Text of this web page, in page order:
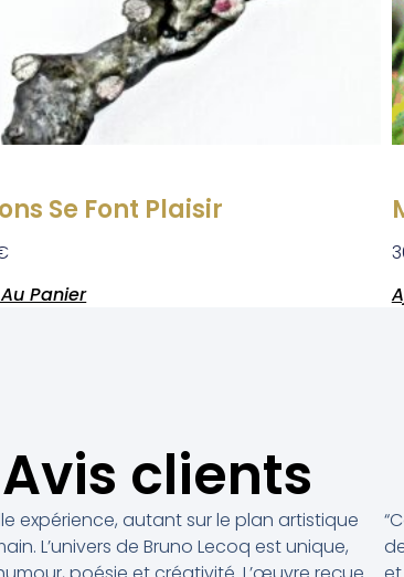
Se Font Plaisir
Panier
Avis clients
expérience, autant sur le plan artistique
L’univers de Bruno Lecoq est unique,